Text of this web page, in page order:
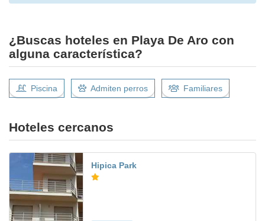
¿Buscas hoteles en Playa De Aro con
alguna característica?
Piscina Admiten perros Familiares
Hoteles cercanos
Hipica Park